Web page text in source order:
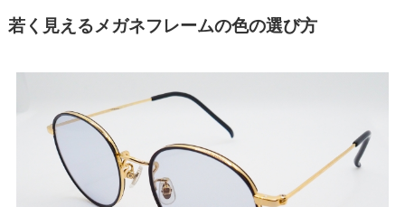
若く見えるメガネフレームの色の選び方